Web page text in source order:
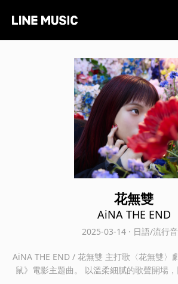
花無雙
AiNA THE END
2025-03-14 · 日語/流行
AiNA THE END / 花無雙 主打歌〈花無雙〉劇場版物怪第二章：火
鼠》電影主題曲。 以溫柔細膩的歌聲開場